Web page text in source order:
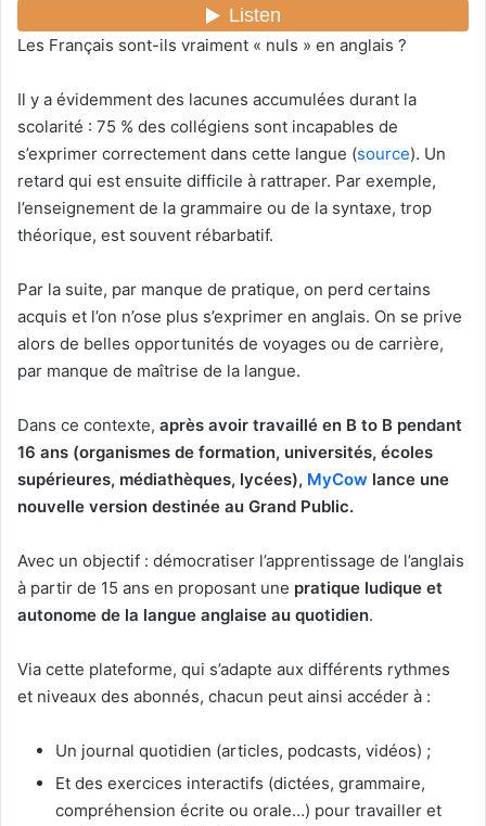
Les Français sont-ils vraiment « nuls » en anglais ?
Il y a évidemment des lacunes accumulées durant la
scolarité : 75 % des collégiens sont incapables de
s’exprimer correctement dans cette langue (source). Un
retard qui est ensuite difficile à rattraper. Par exemple,
l’enseignement de la grammaire ou de la syntaxe, trop
théorique, est souvent rébarbatif.
Par la suite, par manque de pratique, on perd certains
acquis et l’on n’ose plus s’exprimer en anglais. On se prive
alors de belles opportunités de voyages ou de carrière,
par manque de maîtrise de la langue.
Dans ce contexte, après avoir travaillé en B to B pendant
16 ans (organismes de formation, universités, écoles
supérieures, médiathèques, lycées), MyCow lance une
nouvelle version destinée au Grand Public.
Avec un objectif : démocratiser l’apprentissage de l’anglais
à partir de 15 ans en proposant une pratique ludique et
autonome de la langue anglaise au quotidien.
Via cette plateforme, qui s’adapte aux différents rythmes
et niveaux des abonnés, chacun peut ainsi accéder à :
Un journal quotidien (articles, podcasts, vidéos) ;
Et des exercices interactifs (dictées, grammaire,
compréhension écrite ou orale…) pour travailler et